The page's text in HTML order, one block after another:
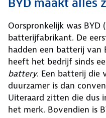
BYD maakt alles
Oorspronkelijk was BYD
batterijfabrikant. De
hadden een batterij van
heeft het bedrijf sinds
battery. Een batterij die
duurzamer is dan
Uiteraard zitten die dus
het merk. Bovendien is